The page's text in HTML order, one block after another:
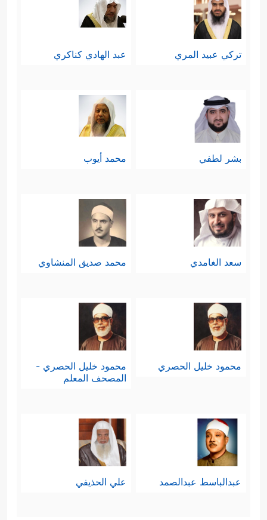
تركي عبيد المري عبد الهادي كناكري
بشر لطفي محمد أيوب
سعد الغامدي محمد صديق المنشاوي
محمود خليل الحصري
محمود خليل الحصري -
المصحف المعلم
عبدالباسط عبدالصمد علي الحذيفي